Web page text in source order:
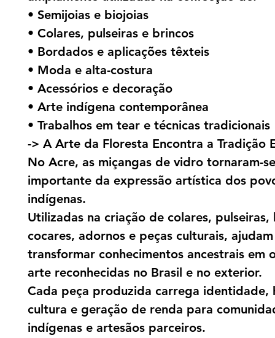
• Semijoias e biojoias
• Colares, pulseiras e brincos
• Bordados e aplicações têxteis
• Moda e alta-costura
• Acessórios e decoração
• Arte indígena contemporânea
• Trabalhos em tear e técnicas tradicionais
-> A Arte da Floresta Encontra a Tradição
No Acre, as miçangas de vidro tornaram-
importante da expressão artística dos
indígenas.
Utilizadas na criação de colares, pulseiras,
cocares, adornos e peças culturais,
transformar conhecimentos ancestrais em
arte reconhecidas no Brasil e no exterior.
Cada peça produzida carrega identidade,
cultura e geração de renda para
indígenas e artesãos parceiros.